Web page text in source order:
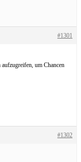
#1301
aufzugreifen, um Chancen
#1302